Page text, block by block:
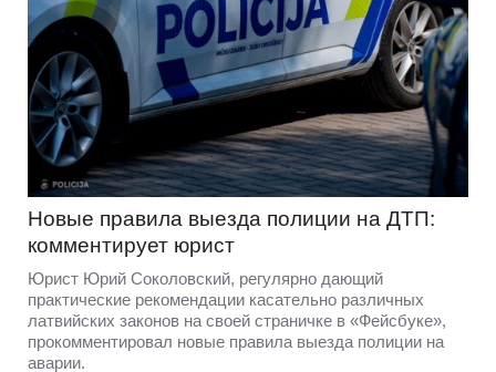
Новые правила выезда полиции на ДТП:
комментирует юрист
Юрист Юрий Соколовский, регулярно дающий
практические рекомендации касательно различных
латвийских законов на своей страничке в «Фейсбуке»,
прокомментировал новые правила выезда полиции на
аварии.